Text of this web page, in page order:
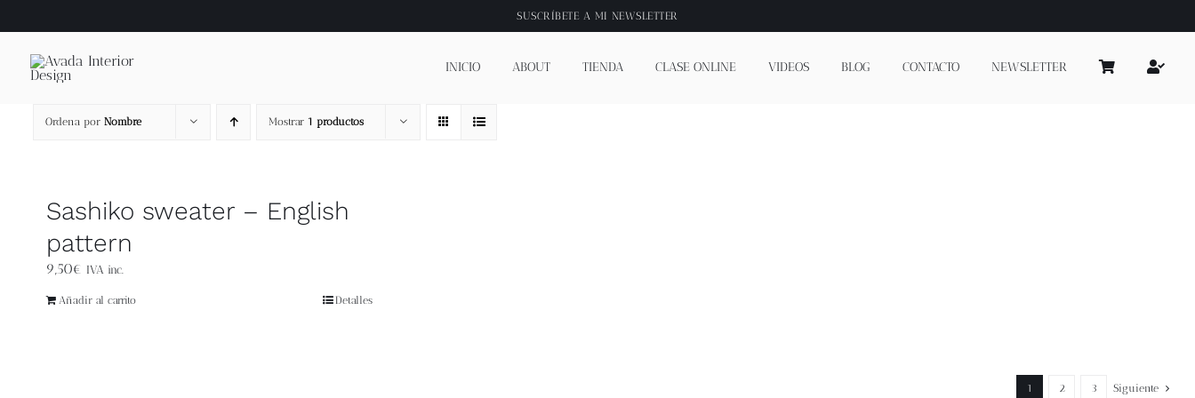
al
SUSCRÍBETE A MI NEWSLETTER
INICIO ABOUT TIENDA CLASE ONLINE VIDEOS BLOG CONTACTO NEWSLETTER
Ordena por Nombre Mostrar 1 productos
Sashiko sweater – English
pattern
9,50€ IVA inc.
Añadir al carrito Detalles
1 2 3 Siguiente